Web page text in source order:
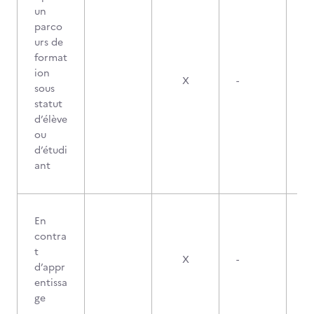
un
parco
urs de
format
ion
sous
statut
d’élève
ou
d’étudi
ant
X -
En
contra
t
d’appr
entissa
ge
X -